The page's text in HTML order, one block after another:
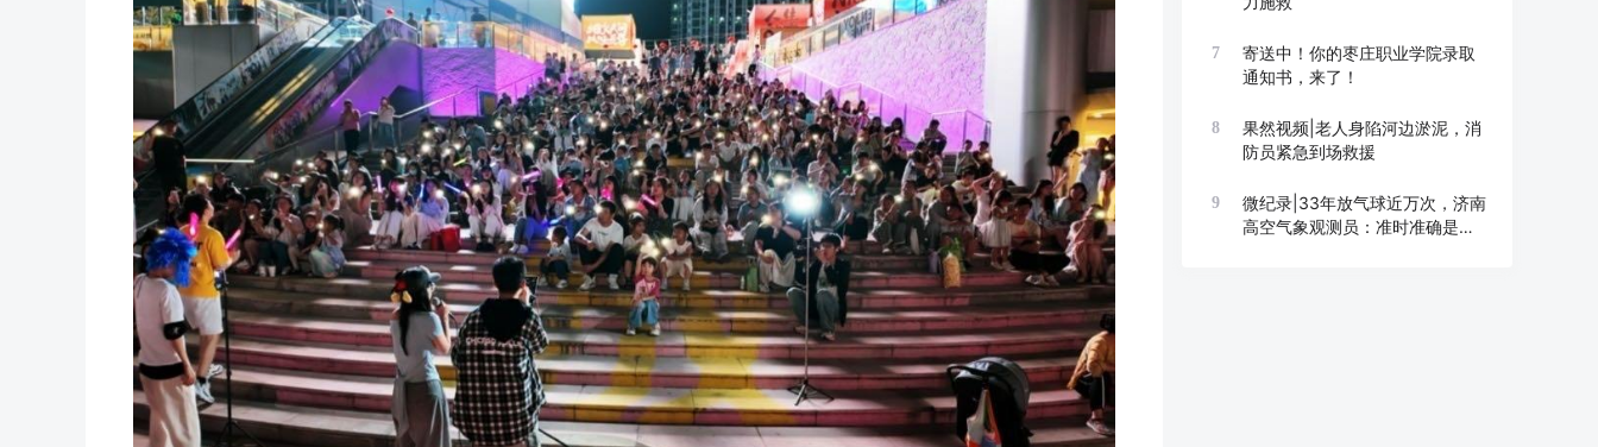
7
寄送中！你的枣庄职业学院录取
通知书，来了！
8
果然视频|老人身陷河边淤泥，消
防员紧急到场救援
9
微纪录|33年放气球近万次，济南
高空气象观测员：准时准确是底